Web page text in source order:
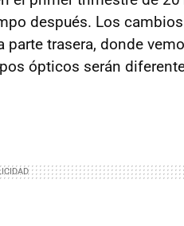
después. Los
trasera, donde
ópticos serán